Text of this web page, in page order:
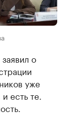
о
уже
есть те.